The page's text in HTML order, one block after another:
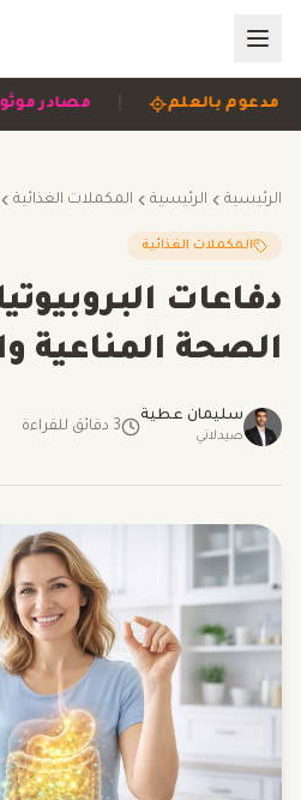
مصادر | مدعوم بالعلم |
الرئيسية الرئيسية المكملات الغذائية
المكملات الغذائية
دفاعات
الصحة المناعية
سليمان عطية
صيدلاني
3 دقائق للقراءة